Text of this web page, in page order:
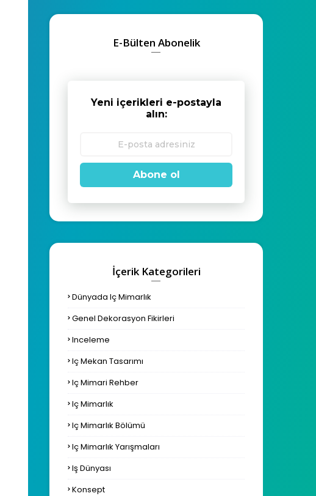
E-Bülten Abonelik
Yeni içerikleri e-postayla
alın:
Abone ol
İçerik Kategorileri
Dünyada Iç Mimarlık
Genel Dekorasyon Fikirleri
Inceleme
Iç Mekan Tasarımı
Iç Mimari Rehber
Iç Mimarlık
Iç Mimarlık Bölümü
Iç Mimarlık Yarışmaları
Iş Dünyası
Konsept